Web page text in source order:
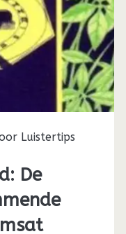
Luistertips
De